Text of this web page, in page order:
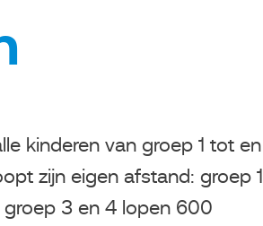
kinderen van groep 1 tot en
zijn eigen afstand: groep 1
3 en 4 lopen 600